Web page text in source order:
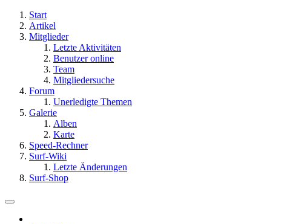
Start
Artikel
Mitglieder
Letzte Aktivitäten
Benutzer online
Team
Mitgliedersuche
Forum
Unerledigte Themen
Galerie
Alben
Karte
Speed-Rechner
Surf-Wiki
Letzte Änderungen
Surf-Shop